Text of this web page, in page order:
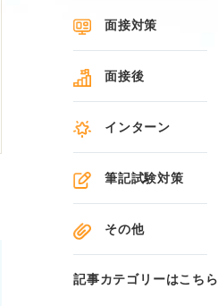
面接対策
面接後
インターン
筆記試験対策
その他
記事カテゴリーはこちら